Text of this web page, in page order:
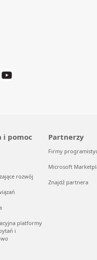
i pomoc
rozwój
platformy
i
Partnerzy
Firmy
Microsoft
Znajdź partnera